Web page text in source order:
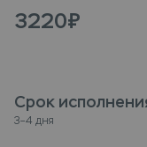
3220₽
Срок
3–4 дня